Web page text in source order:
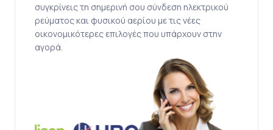
συγκρίνεις τη σημερινή σου σύνδεση ηλεκτρικού
ρεύματος και φυσικού αερίου με τις νέες
οικονομικότερες επιλογές που υπάρχουν στην
αγορά.